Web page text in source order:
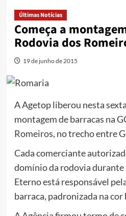
Últimas Notícias
Começa a
Rodovia dos
19 de junho de 2015
A Agetop liberou nesta
montagem de barracas na
Romeiros, no trecho entre
Cada comerciante
domínio da rodovia durante
Eterno está responsável
barraca, padronizada na